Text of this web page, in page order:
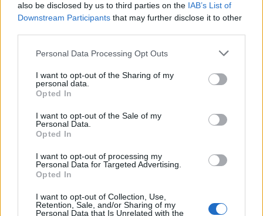
also be disclosed by us to third parties on the IAB’s List of
Downstream Participants that may further disclose it to other
Please note that this website/app uses one or more Google
not limited to your visit or usage behaviour. You may click to
grant or deny consent to Google and its third-party tags to
use your data for below specified purposes in below Google
consent section.
Personal Data Processing Opt Outs
I want to opt-out of the Sharing of my
personal data.
Opted In
I want to opt-out of the Sale of my
Personal Data.
Opted In
I want to opt-out of processing my
Personal Data for Targeted Advertising.
Opted In
I want to opt-out of Collection, Use,
Retention, Sale, and/or Sharing of my
Personal Data that Is Unrelated with the
υπολείμματα χωρίς να φθείρει το ύφασμα. Το
αποτέλεσμα μετά θα είναι πιο φωτεινά και καθαρά
λευκά.
Ο ήλιος λειτουργεί σαν φυσικό λευκαντικό και
βοηθά στην εξουδετέρωση της κιτρινίλας, ειδικά
στα βαμβακερά.
ΔΙΑΒΑΖΟΝΤΑΙ ΤΩΡΑ